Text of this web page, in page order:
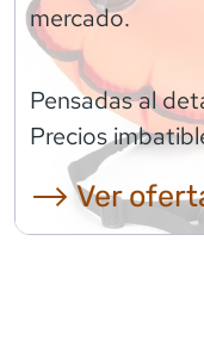
mercado.
Pensadas al
Precios
⟶ Ver